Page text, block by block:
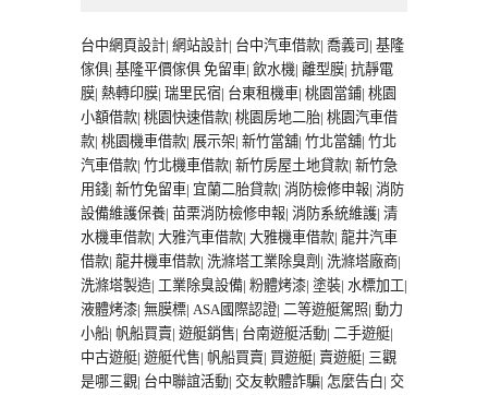
台中網頁設計| 網站設計| 台中汽車借款| 喬義司 | 基隆
傢俱| 基隆平價傢俱 免留車| 飲水機| 離型膜| 抗靜電
膜| 熱轉印膜| 瑞里民宿| 台東租機車| 桃園當鋪| 桃園
小額借款| 桃園快速借款| 桃園房地二胎| 桃園汽車借
款| 桃園機車借款| 展示架| 新竹當舖| 竹北當舖| 竹北
汽車借款| 竹北機車借款| 新竹房屋土地貸款| 新竹急
用錢| 新竹免留車| 宜蘭二胎貸款| 消防檢修申報| 消防
設備維護保養| 苗栗消防檢修申報| 消防系統維護| 清
水機車借款| 大雅汽車借款| 大雅機車借款| 龍井汽車
借款| 龍井機車借款| 洗滌塔工業除臭劑 | 洗滌塔廠商|
洗滌塔製造| 工業除臭設備| 粉體烤漆| 塗裝| 水標加工|
液體烤漆| 無膜標| ASA國際認證| 二等遊艇駕照| 動力
小船| 帆船買賣| 遊艇銷售| 台南遊艇活動| 二手遊艇|
中古遊艇| 遊艇代售| 帆船買賣| 買遊艇| 賣遊艇| 三觀
是哪三觀| 台中聯誼活動| 交友軟體詐騙| 怎麼告白| 交